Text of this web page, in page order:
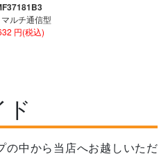
ルチ通信型
円(税込)
ド
の中から当店へお越しいただ